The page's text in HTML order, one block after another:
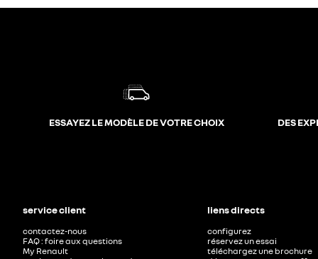
ESSAYEZ LE MODÈLE DE VOTRE CHOIX DES
service client
contactez-nous
FAQ : foire aux questions
My Renault
liens directs
configurez
réservez un essai
téléchargez une brochure